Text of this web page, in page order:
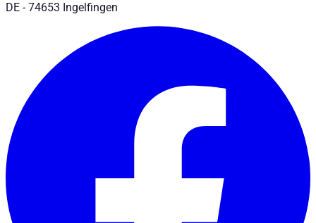
DE - 74653 Ingelfingen